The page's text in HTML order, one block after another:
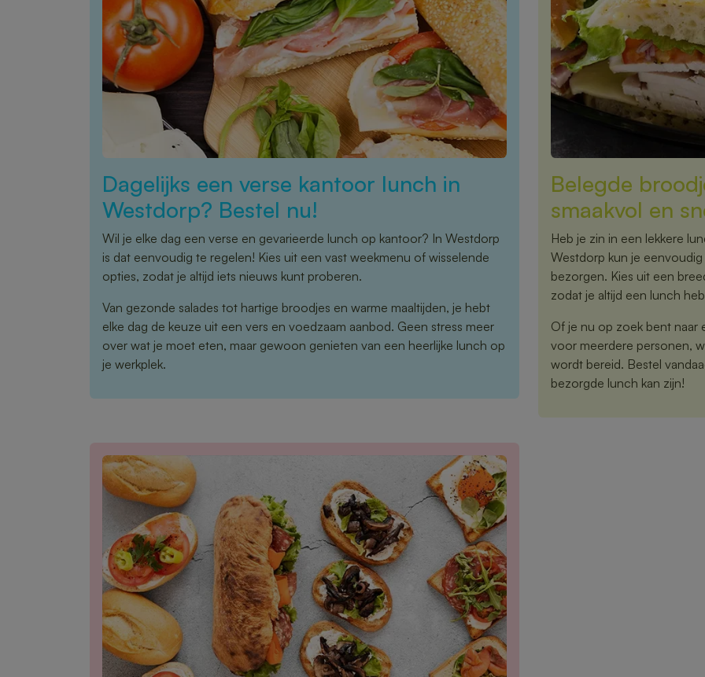
Dagelijks een verse kantoor lunch in
Westdorp? Bestel nu!
Wil je elke dag een verse en gevarieerde lunch op kantoor? In Westdorp
is dat eenvoudig te regelen! Kies uit een vast weekmenu of wisselende
opties, zodat je altijd iets nieuws kunt proberen.
Van gezonde salades tot hartige broodjes en warme maaltijden, je hebt
elke dag de keuze uit een vers en voedzaam aanbod. Geen stress meer
over wat je moet eten, maar gewoon genieten van een heerlijke lunch op
je werkplek.
Belegde
smaakvol en
Heb je zin in een lekkere
Westdorp kun je
bezorgen. Kies uit een
zodat je altijd een lunch
Of je nu op zoek bent naar
voor meerdere personen,
wordt bereid. Bestel
bezorgde lunch kan zijn!